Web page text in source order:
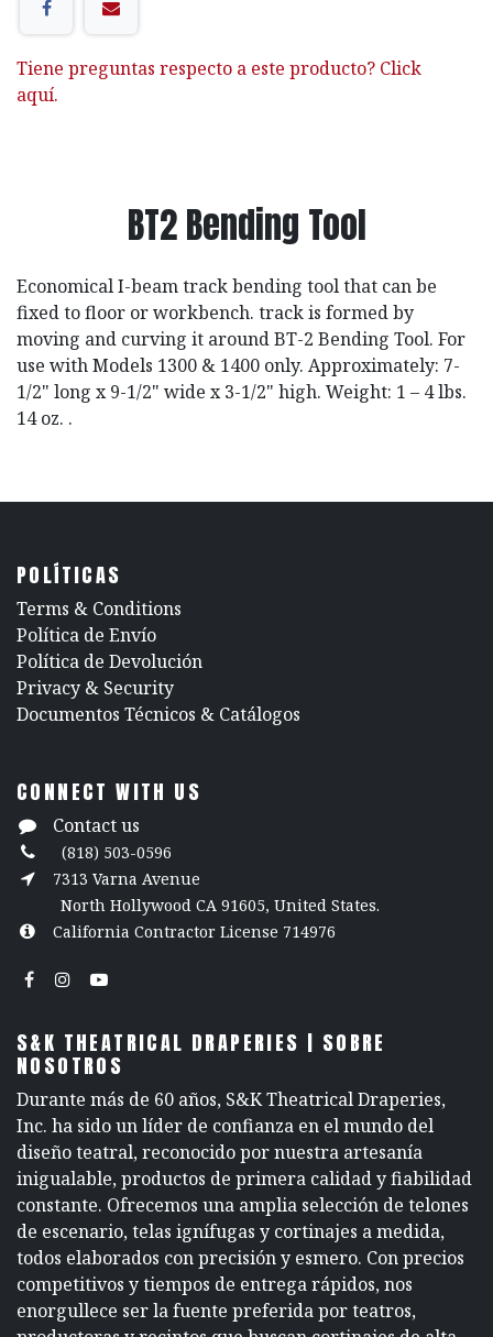
Tiene preguntas respecto a este producto? Click
aquí.
BT2 Bending Tool
Economical I-beam track bending tool that can be
fixed to floor or workbench. track is formed by
moving and curving it around BT-2 Bending Tool. For
use with Models 1300 & 1400 only. Approximately: 7-
1/2" long x 9-1/2" wide x 3-1/2" high. Weight: 1 – 4 lbs.
14 oz. .
POLÍTICAS
​Terms & Conditions
Política de Envío
Política de Devolución
​Privacy & Security
​Documentos Técnicos & Catálogos
CONNECT WITH US
Contact us
(818) 503-0596
7313 Varna Avenue
North Hollywood CA 91605, United States.
California Contractor License 714976
S&K THEATRICAL DRAPERIES | SOBRE
NOSOTROS
Durante más de 60 años, S&K Theatrical Draperies,
Inc. ha sido un líder de confianza en el mundo del
diseño teatral, reconocido por nuestra artesanía
inigualable, productos de primera calidad y fiabilidad
constante. Ofrecemos una amplia selección de telones
de escenario, telas ignífugas y cortinajes a medida,
todos elaborados con precisión y esmero. Con precios
competitivos y tiempos de entrega rápidos, nos
enorgullece ser la fuente preferida por teatros,